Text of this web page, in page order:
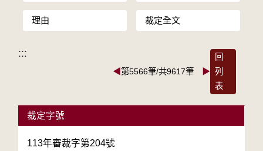
理由 裁定全文
:::
◀第5566筆/共9617筆 ▶
回
列
表
裁定字號
113年審裁字第204號